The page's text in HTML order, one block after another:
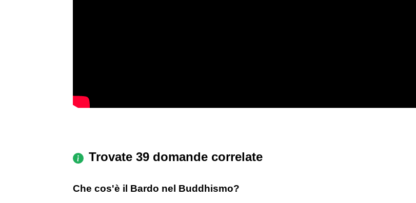
Trovate 39 domande correlate
Che cos'è il Bardo nel Buddhismo?